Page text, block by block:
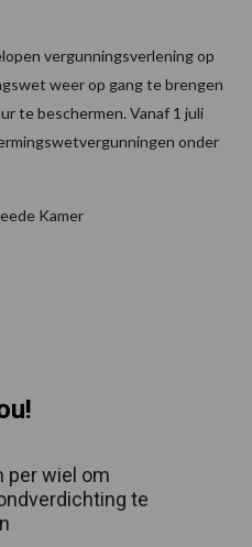
vergunningsverlening op
weer op gang te brengen
te beschermen. Vanaf 1 juli
onder
Kamer
per wiel om
te